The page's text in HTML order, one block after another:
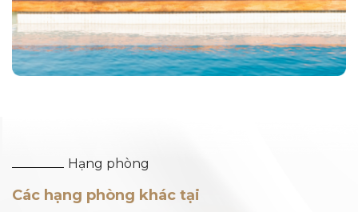
Hạng phòng
Các hạng phòng khác tại